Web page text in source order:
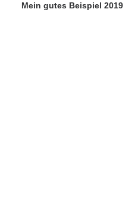
Mein gutes Beispiel 2019